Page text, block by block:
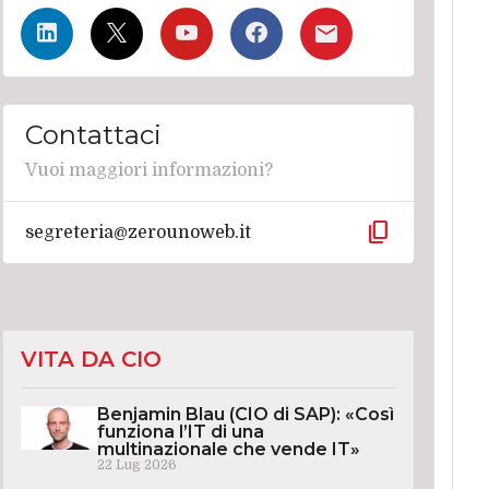
Contattaci
Vuoi maggiori informazioni?
segreteria@zerounoweb.it content_copy
VITA DA CIO
Benjamin Blau (CIO di SAP): «Così
funziona l’IT di una
multinazionale che vende IT»
22 Lug 2026